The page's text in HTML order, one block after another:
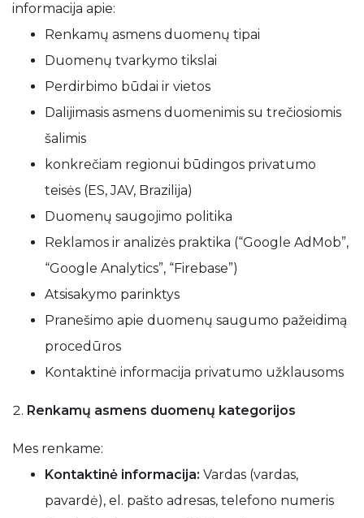
informacija apie:
Renkamų asmens duomenų tipai
Duomenų tvarkymo tikslai
Perdirbimo būdai ir vietos
Dalijimasis asmens duomenimis su trečiosiomis
šalimis
konkrečiam regionui būdingos privatumo
teisės (ES, JAV, Brazilija)
Duomenų saugojimo politika
Reklamos ir analizės praktika (“Google AdMob”,
“Google Analytics”, “Firebase”)
Atsisakymo parinktys
Pranešimo apie duomenų saugumo pažeidimą
procedūros
Kontaktinė informacija privatumo užklausoms
Renkamų asmens duomenų kategorijos
Mes renkame:
Kontaktinė informacija: Vardas (vardas,
pavardė), el. pašto adresas, telefono numeris